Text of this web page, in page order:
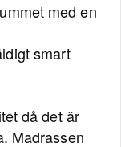
med en
smart
då det är
Madrassen